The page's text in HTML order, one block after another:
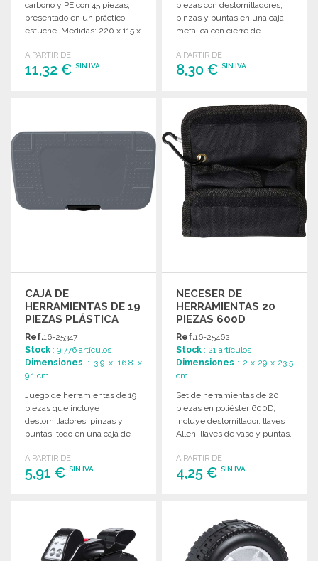
carbono y PE con 45 piezas,
presentado en un práctico
estuche. Medidas: 220 x 115 x
A PARTIR DE
11,32 € SIN IVA
piezas con destornilladores,
pinzas y puntas en una caja
metálica con cierre de
A PARTIR DE
8,30 €SIN IVA
Solicitar un presupuesto
CAJA DE
HERRAMIENTAS DE 19
PIEZAS PLÁSTICA
Ref.16-25347
Stock : 9 776 artículos
Dimensiones : 3.9 x 16.8 x
9.1 cm
Juego de herramientas de 19
piezas que incluye
destornilladores, pinzas y
puntas, todo en una caja de
A PARTIR DE
5,91 € SIN IVA
NECESER DE
HERRAMIENTAS 20
PIEZAS 600D
Ref.16-25462
Stock : 21 artículos
Dimensiones : 2 x 29 x 23.5
cm
Set de herramientas de 20
piezas en poliéster 600D,
incluye destornillador, llaves
Allen, llaves de vaso y puntas.
A PARTIR DE
4,25 €SIN IVA
Solicitar un presupuesto